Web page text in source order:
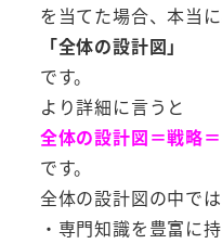
を当てた場合、本当
「全体の設計図」
です。
より詳細に言うと
全体の設計図＝戦略
です。
全体の設計図の中では
・専門知識を豊富に